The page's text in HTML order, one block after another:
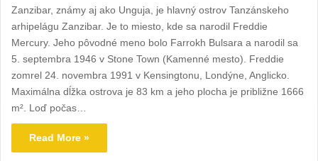
Zanzibar, známy aj ako Unguja, je hlavný ostrov Tanzánskeho
arhipelágu Zanzibar. Je to miesto, kde sa narodil Freddie
Mercury. Jeho pôvodné meno bolo Farrokh Bulsara a narodil sa
5. septembra 1946 v Stone Town (Kamenné mesto). Freddie
zomrel 24. novembra 1991 v Kensingtonu, Londýne, Anglicko.
Maximálna dĺžka ostrova je 83 km a jeho plocha je približne 1666
m². Loď počas…
Read More »